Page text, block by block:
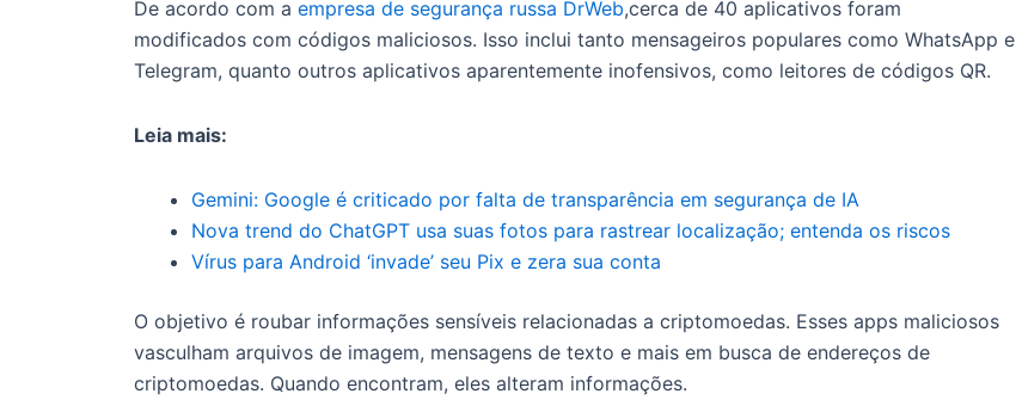
De acordo com a empresa de segurança russa DrWeb,cerca de 40 aplicativos foram
modificados com códigos maliciosos. Isso inclui tanto mensageiros populares como WhatsApp e
Telegram, quanto outros aplicativos aparentemente inofensivos, como leitores de códigos QR.
Leia mais:
Gemini: Google é criticado por falta de transparência em segurança de IA
Nova trend do ChatGPT usa suas fotos para rastrear localização; entenda os riscos
Vírus para Android ‘invade’ seu Pix e zera sua conta
O objetivo é roubar informações sensíveis relacionadas a criptomoedas. Esses apps maliciosos
vasculham arquivos de imagem, mensagens de texto e mais em busca de endereços de
criptomoedas. Quando encontram, eles alteram informações.